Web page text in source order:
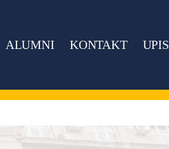
ALUMNI KONTAKT UPIS